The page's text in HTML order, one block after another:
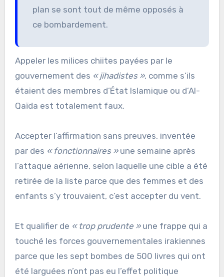
plan se sont tout de même opposés à
ce bombardement.
Appeler les milices chiites payées par le
gouvernement des « jihadistes », comme s’ils
étaient des membres d’État Islamique ou d’Al-
Qaïda est totalement faux.
Accepter l’affirmation sans preuves, inventée
par des « fonctionnaires »une semaine après
l’attaque aérienne, selon laquelle une cible a été
retirée de la liste parce que des femmes et des
enfants s’y trouvaient, c’est accepter du vent.
Et qualifier de « trop prudente »une frappe qui a
touché les forces gouvernementales irakiennes
parce que les sept bombes de 500 livres qui ont
été larguées n’ont pas eu l’effet politique